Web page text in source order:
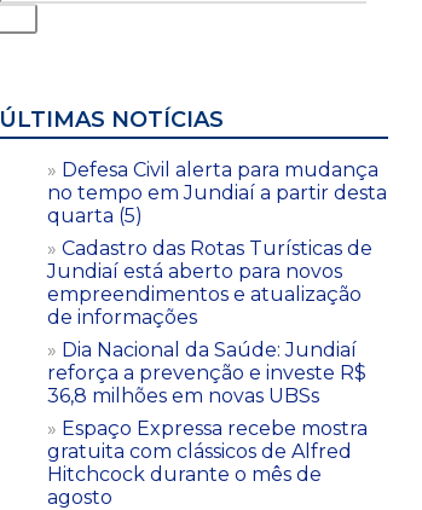
ÚLTIMAS NOTÍCIAS
Defesa Civil alerta para mudança
no tempo em Jundiaí a partir desta
quarta (5)
Cadastro das Rotas Turísticas de
Jundiaí está aberto para novos
empreendimentos e atualização
de informações
Dia Nacional da Saúde: Jundiaí
reforça a prevenção e investe R$
36,8 milhões em novas UBSs
Espaço Expressa recebe mostra
gratuita com clássicos de Alfred
Hitchcock durante o mês de
agosto